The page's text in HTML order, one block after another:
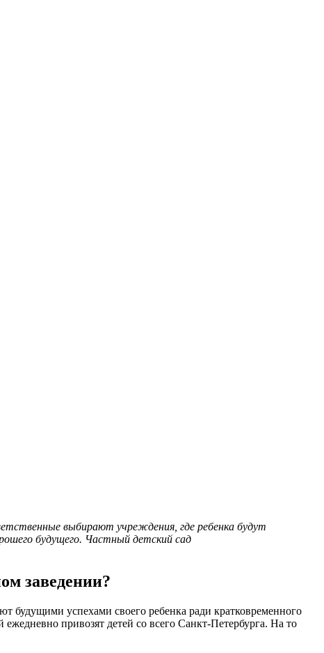
выбирают учреждения, где ребенка будут
будущего. Частный детский сад
заведении?
будущими успехами своего ребенка ради кратковременного
привозят детей со всего Санкт-Петербурга. На то